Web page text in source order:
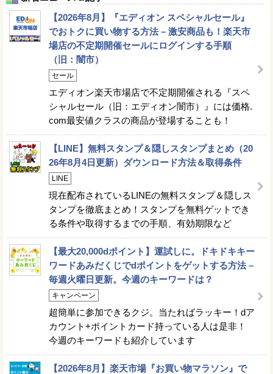
【2026年8月】『エディオン スペシャルセール』
でおトクに買い物する方法 – 激安商品も！楽天市
場店の不定期開催セールにログインする手順
（旧：闇市）
セール
エディオン楽天市場店で不定期開催される『スペ
シャルセール（旧：エディオン闇市）』には価格.
com最安値クラスの商品が登場することも！
【LINE】無料スタンプ＆隠しスタンプまとめ（20
26年8月4日更新）ダウンロード方法＆取得条件
LINE
現在配布されているLINEの無料スタンプ＆隠しス
タンプを徹底まとめ！スタンプを無料ゲットでき
る条件や取得するまでの手順、有効期限など
【最大20,000dポイント】運試しに。ドキドキキー
ワードあみだくじでdポイントをゲットする方法 –
毎週火曜日更新。今週のキーワードは？
キャンペーン
超簡単に参加できるクジ。当たればラッキー！dア
カウント+ポイントカード持っている人は是非！
今週のキーワードも紹介しています
【2026年8月】楽天市場『お買い物マラソン』で